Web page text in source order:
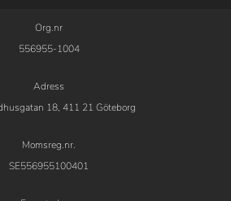
Org.nr
556955-1004
Adress
18, 411 21 Göteborg
Momsreg.nr.
SE556955100401